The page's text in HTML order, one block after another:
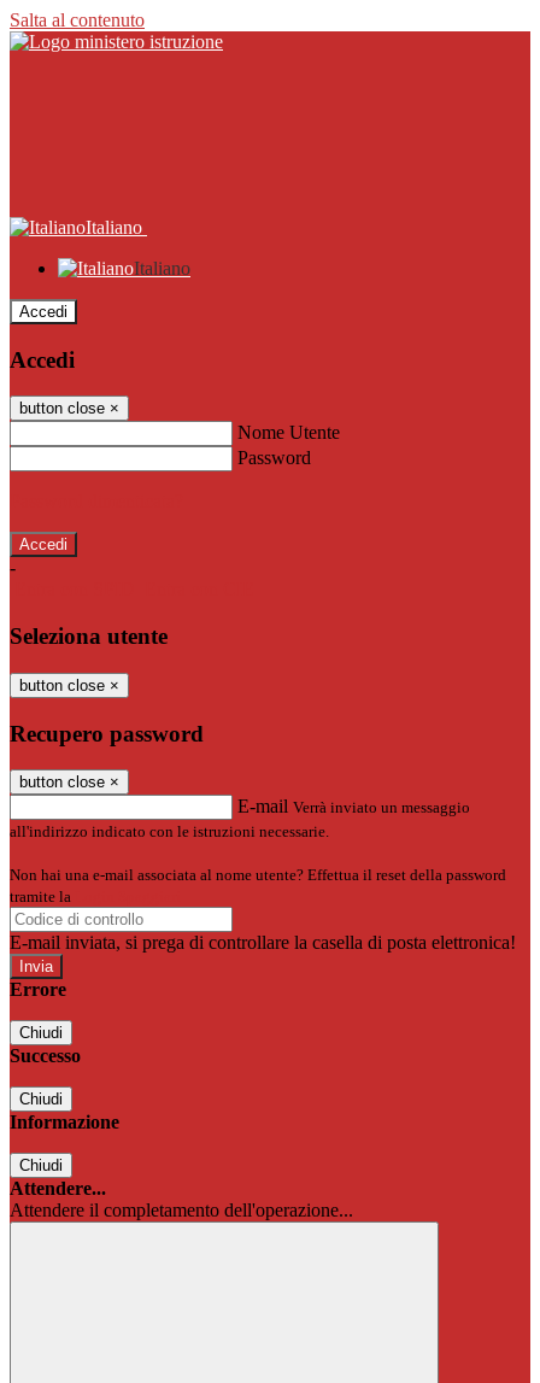
Salta al contenuto
Italiano
Italiano
Accedi
Accedi
button close ×
Nome Utente
Password
-
Seleziona utente
button close ×
Recupero password
button close ×
E-mail Verrà inviato un messaggio
all'indirizzo indicato con le istruzioni necessarie.
Non hai una e-mail associata al nome utente? Effettua il reset della password
tramite la
E-mail inviata, si prega di controllare la casella di posta elettronica!
Errore
Chiudi
Successo
Chiudi
Informazione
Chiudi
Attendere...
Attendere il completamento dell'operazione...